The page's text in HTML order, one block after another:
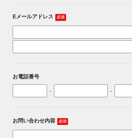
Eメールアドレス 必須
お電話番号
- -
お問い合わせ内容 必須